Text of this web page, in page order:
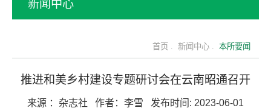
新闻中心
首页 . 新闻中心 . 本所要闻
推进和美乡村建设专题研讨会在云南昭通召开
来源 ： 杂志社 作者： 李雪 发布时间: 2023-06-01